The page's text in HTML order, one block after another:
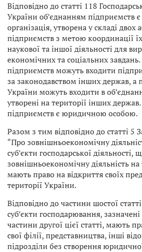
Відповідно до статті 118
України об’єднанням підприємств є
організація, утворена у складі двох
підприємств з метою координації
наукової та іншої діяльності для
економічних та соціальних
підприємств можуть входити
за законодавством інших держав, а
України можуть входити в
утворені на території інших
підприємств є юридичною особою.
Разом з тим відповідно до статті 5
“Про зовнішньоекономічну
суб’єкти господарської
зовнішньоекономічну діяльність
мають право на відкриття своїх
території України.
Відповідно до частини шостої
суб’єкти господарювання,
частини другої цієї статті, мають
свої філії, представництва, інші
підрозділи без створення